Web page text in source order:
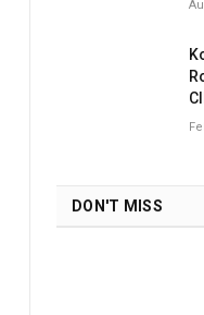
DON'T MISS